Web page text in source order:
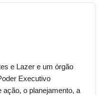
e Lazer e um órgão
Executivo
ação, o planejamento, a